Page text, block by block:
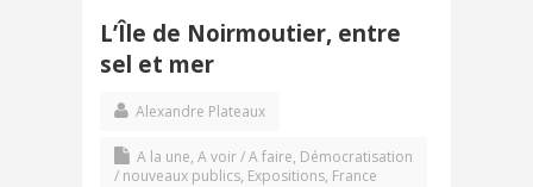
L’Île de Noirmoutier, entre
sel et mer
Alexandre Plateaux
A la une, A voir / A faire, Démocratisation
/ nouveaux publics, Expositions, France